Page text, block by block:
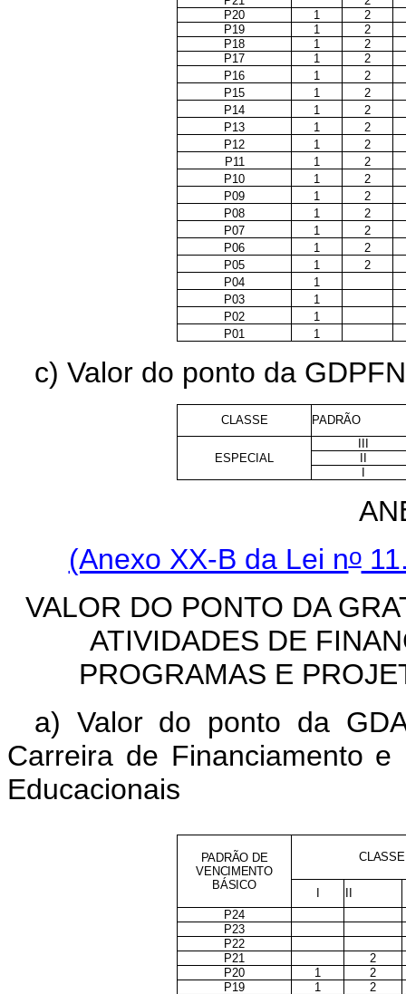
P20
1
2
P19
1
2
P18
1
2
P17
1
2
P16
1
2
P15
1
2
P14
1
2
P13
1
2
P12
1
2
P11
1
2
P10
1
2
P09
1
2
P08
1
2
P07
1
2
P06
1
2
P05
1
2
P04
1
P03
1
P02
1
P01
1
c) Valor do ponto da
CLASSE PADRÃO
ESPECIAL
(Anexo XX-B da Lei no
VALOR DO PONTO DA
ATIVIDADES DE
PROGRAMAS E
a) Valor do ponto da
Carreira de Financiamento
Educacionais
PADRÃO DE
VENCIMENTO
BÁSICO
P24
P23
P22
P21
2
P20
1
2
P19
1
2